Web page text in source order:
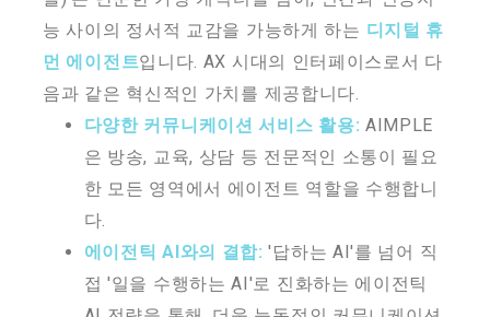
능 사이의 정서적 교감을 가능하게 하는 디지털 휴
먼 에이전트입니다. AX 시대의 인터페이스로서 다
음과 같은 혁신적인 가치를 제공합니다.
다양한 커뮤니케이션 서비스 활용: AIMPLE
은 방송, 교육, 상담 등 전문적인 소통이 필요
한 모든 영역에서 에이전트 역할을 수행합니
다.
에이전틱 AI와의 결합: '답하는 AI'를 넘어 직
접 '일을 수행하는 AI'로 진화하는 에이전틱